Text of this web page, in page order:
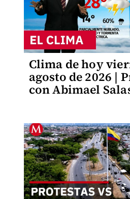
Clima de hoy
agosto de 2026 |
con Abimael